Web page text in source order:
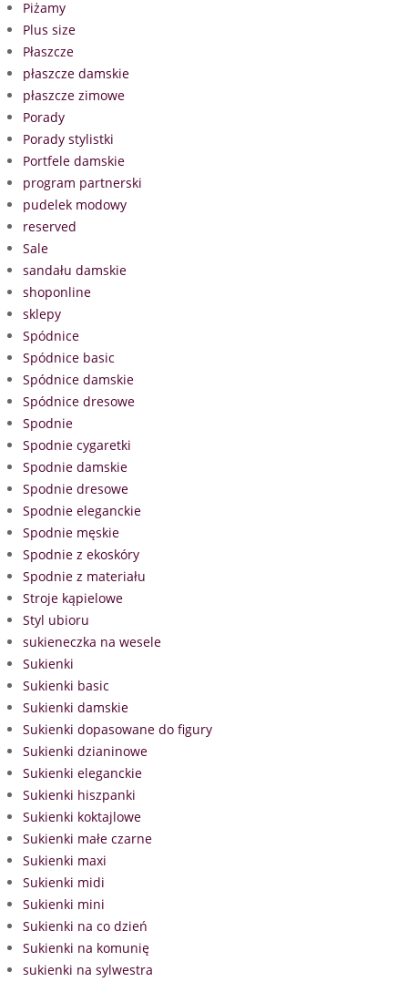
Piżamy
Plus size
Płaszcze
płaszcze damskie
płaszcze zimowe
Porady
Porady stylistki
Portfele damskie
program partnerski
pudelek modowy
reserved
Sale
sandału damskie
shoponline
sklepy
Spódnice
Spódnice basic
Spódnice damskie
Spódnice dresowe
Spodnie
Spodnie cygaretki
Spodnie damskie
Spodnie dresowe
Spodnie eleganckie
Spodnie męskie
Spodnie z ekoskóry
Spodnie z materiału
Stroje kąpielowe
Styl ubioru
sukieneczka na wesele
Sukienki
Sukienki basic
Sukienki damskie
Sukienki dopasowane do figury
Sukienki dzianinowe
Sukienki eleganckie
Sukienki hiszpanki
Sukienki koktajlowe
Sukienki małe czarne
Sukienki maxi
Sukienki midi
Sukienki mini
Sukienki na co dzień
Sukienki na komunię
sukienki na sylwestra